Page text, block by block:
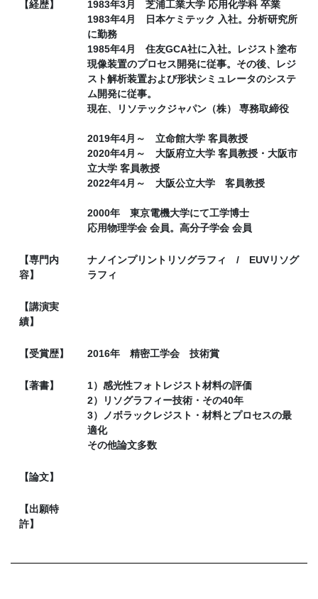
【経歴】
1983年3月 芝浦工業大学 応用化学科 卒業
1983年4月 日本ケミテック 入社。分析研究所
に勤務
1985年4月 住友GCA社に入社。レジスト塗布
現像装置のプロセス開発に従事。その後、レジ
スト解析装置および形状シミュレータのシステ
ム開発に従事。
現在、リソテックジャパン（株） 専務取締役
2019年4月～ 立命館大学 客員教授
2020年4月～ 大阪府立大学 客員教授・大阪市
立大学 客員教授
2022年4月～ 大阪公立大学 客員教授
2000年 東京電機大学にて工学博士
応用物理学会 会員。高分子学会 会員
【専門内
容】
ナノインプリントリソグラフィ / EUVリソグ
ラフィ
【講演実
績】
【受賞歴】 2016年 精密工学会 技術賞
【著書】
1）感光性フォトレジスト材料の評価
2）リソグラフィー技術・その40年
3）ノボラックレジスト・材料とプロセスの最
適化
その他論文多数
【論文】
【出願特
許】